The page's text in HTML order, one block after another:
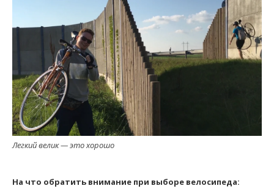
Легкий велик — это хорошо
На что обратить внимание при выборе велосипеда: